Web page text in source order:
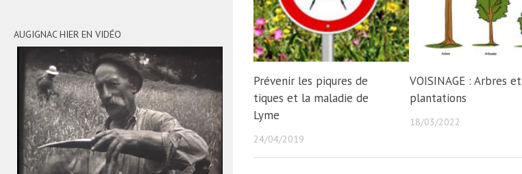
Prévenir les piqures de
tiques et la maladie de
Lyme
24/04/2019
VOISINAGE : Arbres et
plantations
18/03/2022
AUGIGNAC HIER EN VIDÉO